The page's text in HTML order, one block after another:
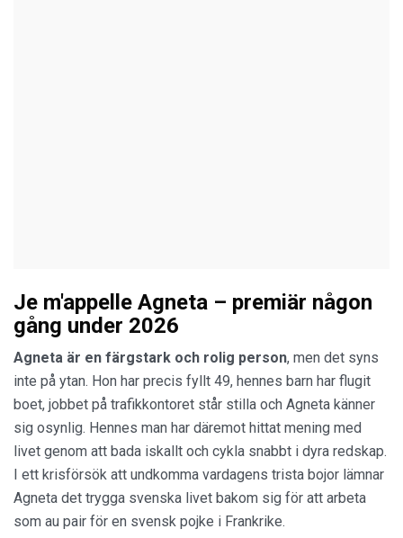
Je m'appelle Agneta – premiär någon
gång under 2026
Agneta är en färgstark och rolig person, men det syns
inte på ytan. Hon har precis fyllt 49, hennes barn har flugit
boet, jobbet på trafikkontoret står stilla och Agneta känner
sig osynlig. Hennes man har däremot hittat mening med
livet genom att bada iskallt och cykla snabbt i dyra redskap.
I ett krisförsök att undkomma vardagens trista bojor lämnar
Agneta det trygga svenska livet bakom sig för att arbeta
som au pair för en svensk pojke i Frankrike.